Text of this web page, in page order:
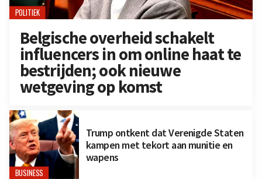
POLITIEK
Belgische overheid schakelt
influencers in om online haat te
bestrijden; ook nieuwe
wetgeving op komst
BUSINESS
Trump ontkent dat Verenigde Staten
kampen met tekort aan munitie en
wapens